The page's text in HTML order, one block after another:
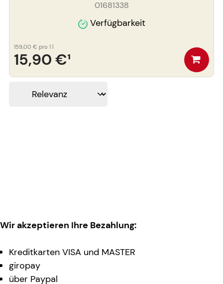
01681338
Verfügbarkeit
15,90 €¹
159,00 € pro 1 l
Wir akzeptieren Ihre Bezahlung:
Kreditkarten VISA und MASTER
giropay
über Paypal